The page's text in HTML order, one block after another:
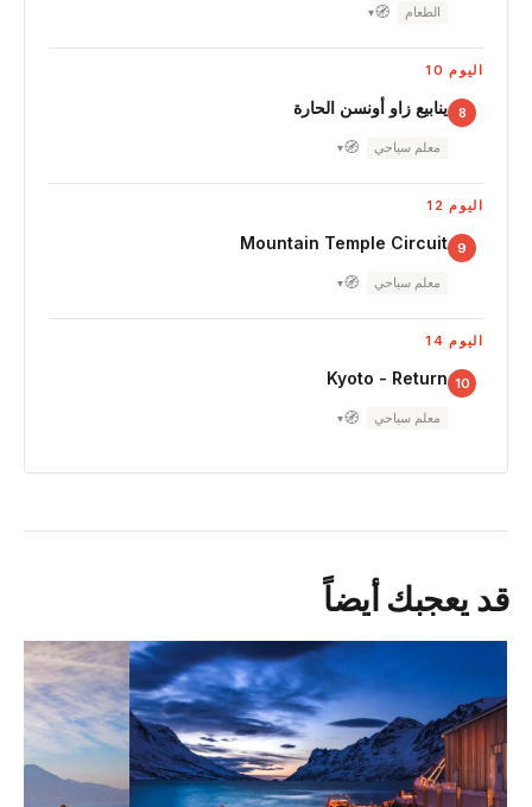
الطعام 🧭
▾
اليوم 10
8 ينابيع زاو أونسن الحارة
معلم سياحي 🧭
▾
اليوم 12
9
Mountain Temple Circuit
معلم سياحي 🧭
▾
اليوم 14
10
Kyoto - Return
معلم سياحي 🧭
▾
قد يعجبك أيضاً